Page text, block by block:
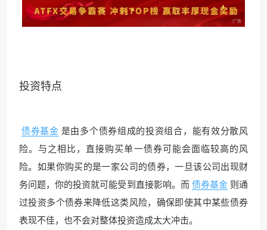
投资特点
债券基金 是由多个债券组成的投资组合，能有效分散风
险。与之相比，直接购买单一债券可能会面临较高的风
险。如果你购买的是一家公司的债券，一旦该公司出现财
务问题，你的投资就可能受到直接影响。而 债券基金 则通
过投资多个债券来降低这类风险，确保即使其中某些债券
表现不佳，也不会对整体投资造成太大冲击。